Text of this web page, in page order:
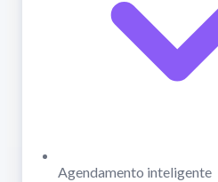
Agendamento inteligente